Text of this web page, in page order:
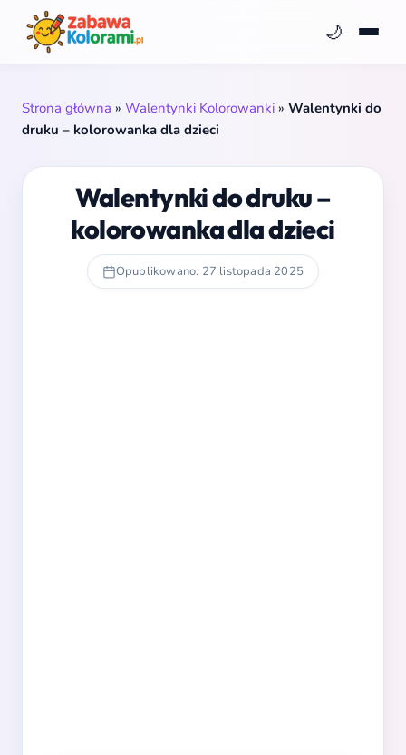
🌙
Strona główna » Walentynki Kolorowanki » Walentynki do
druku – kolorowanka dla dzieci
Walentynki do druku –
kolorowanka dla dzieci
Opublikowano: 27 listopada 2025